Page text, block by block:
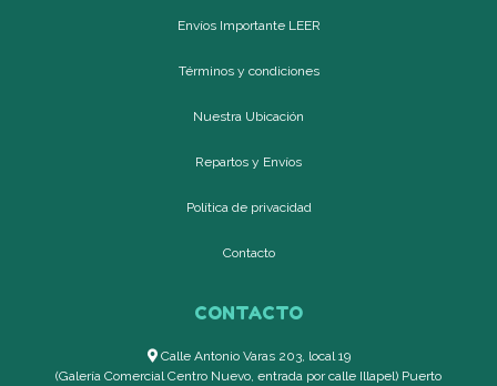
Envíos Importante LEER
Términos y condiciones
Nuestra Ubicación
Repartos y Envíos
Política de privacidad
Contacto
CONTACTO
Calle Antonio Varas 203, local 19
(Galería Comercial Centro Nuevo, entrada por calle Illapel) Puerto